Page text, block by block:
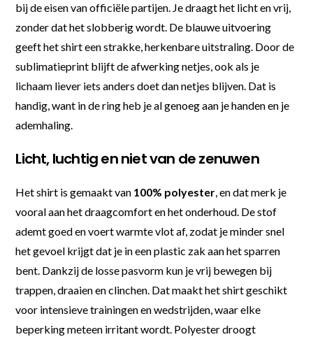
bij de eisen van officiële partijen. Je draagt het licht en vrij,
zonder dat het slobberig wordt. De blauwe uitvoering
geeft het shirt een strakke, herkenbare uitstraling. Door de
sublimatieprint blijft de afwerking netjes, ook als je
lichaam liever iets anders doet dan netjes blijven. Dat is
handig, want in de ring heb je al genoeg aan je handen en je
ademhaling.
Licht, luchtig en niet van de zenuwen
Het shirt is gemaakt van 100% polyester, en dat merk je
vooral aan het draagcomfort en het onderhoud. De stof
ademt goed en voert warmte vlot af, zodat je minder snel
het gevoel krijgt dat je in een plastic zak aan het sparren
bent. Dankzij de losse pasvorm kun je vrij bewegen bij
trappen, draaien en clinchen. Dat maakt het shirt geschikt
voor intensieve trainingen en wedstrijden, waar elke
beperking meteen irritant wordt. Polyester droogt